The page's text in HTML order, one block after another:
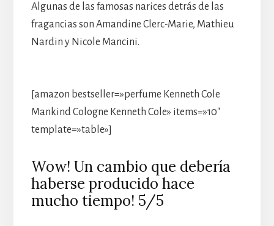
Algunas de las famosas narices detrás de las
fragancias son Amandine Clerc-Marie, Mathieu
Nardin y Nicole Mancini.
[amazon bestseller=»perfume Kenneth Cole
Mankind Cologne Kenneth Cole» items=»10″
template=»table»]
Wow! Un cambio que debería
haberse producido hace
mucho tiempo! 5/5